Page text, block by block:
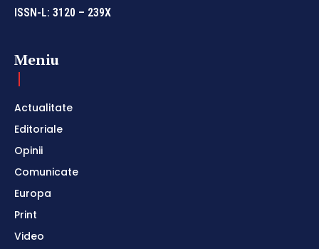
ISSN-L: 3120 – 239X
Meniu
Actualitate
Editoriale
Opinii
Comunicate
Europa
Print
Video